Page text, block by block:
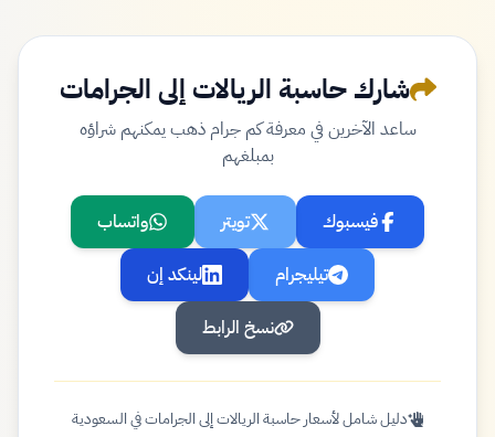
شارك حاسبة الريالات إلى الجرامات
ساعد الآخرين في معرفة كم جرام ذهب يمكنهم شراؤه
بمبلغهم
فيسبوك تويتر
واتساب
تيليجرام
لينكد إن
نسخ الرابط
دليل شامل لأسعار حاسبة الريالات إلى الجرامات في السعودية